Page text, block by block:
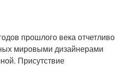
прошлого века отчетливо
мировыми дизайнерами
Присутствие